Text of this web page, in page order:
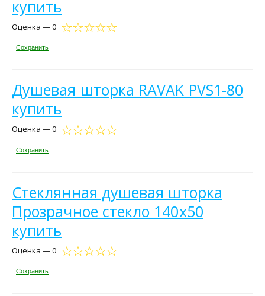
купить
Оценка — 0
Сохранить
Душевая шторка RAVAK PVS1-80
купить
Оценка — 0
Сохранить
Стеклянная душевая шторка
Прозрачное стекло 140х50
купить
Оценка — 0
Сохранить